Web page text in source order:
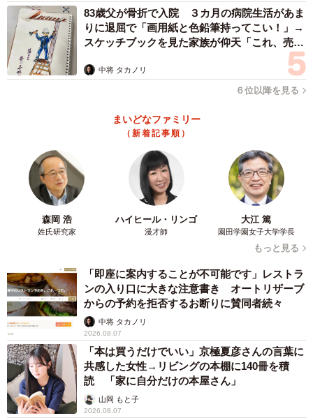
83歳父が骨折で入院 ３カ月の病院生活があま
りに退屈で「画用紙と色鉛筆持ってこい！」→
スケッチブックを見た家族が仰天「これ、売れ
中将 タカノリ
６位以降を見る
まいどなファミリー
（新着記事順）
森岡 浩
姓氏研究家
ハイヒール・リンゴ
漫才師
大江 篤
園田学園女子大学学長
もっと見る
「即座に案内することが不可能です」レストラ
ンの入り口に大きな注意書き オートリザーブ
からの予約を拒否するお断りに賛同者続々
中将 タカノリ
2026.08.07
「本は買うだけでいい」京極夏彦さんの言葉に
共感した女性→リビングの本棚に140冊を積
読 「家に自分だけの本屋さん」
山岡 もと子
2026.08.07